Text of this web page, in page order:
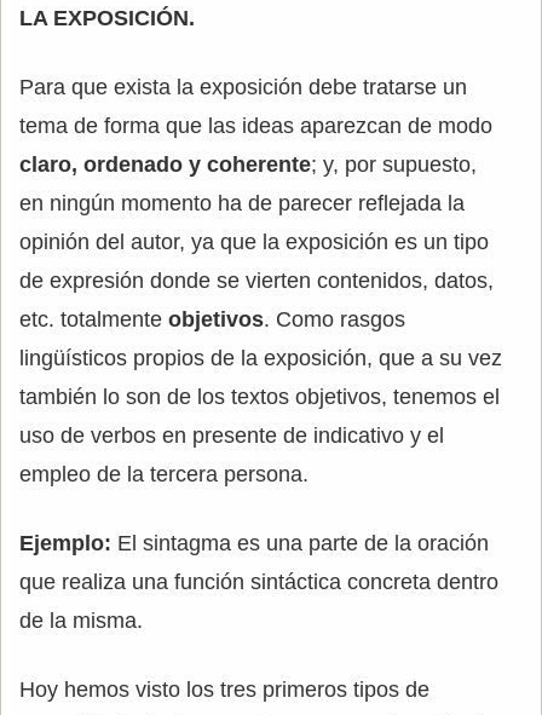
LA EXPOSICIÓN.
Para que exista la exposición debe tratarse un
tema de forma que las ideas aparezcan de modo
claro, ordenado y coherente; y, por supuesto,
en ningún momento ha de parecer reflejada la
opinión del autor, ya que la exposición es un tipo
de expresión donde se vierten contenidos, datos,
etc. totalmente objetivos. Como rasgos
lingüísticos propios de la exposición, que a su vez
también lo son de los textos objetivos, tenemos el
uso de verbos en presente de indicativo y el
empleo de la tercera persona.
Ejemplo: El sintagma es una parte de la oración
que realiza una función sintáctica concreta dentro
de la misma.
Hoy hemos visto los tres primeros tipos de